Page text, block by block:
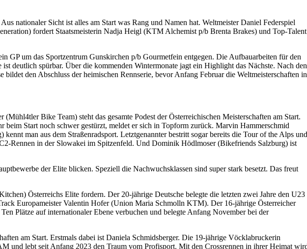
nationaler Sicht ist alles am Start was Rang und Namen hat. Weltmeister Daniel Federspiel
fordert Staatsmeisterin Nadja Heigl (KTM Alchemist p/b Brenta Brakes) und Top-Talent
GP um das Sportzentrum Gunskirchen p/b Gourmetfein entgegen. Die Aufbauarbeiten für den
deutlich spürbar. Über die kommenden Wintermonate jagt ein Highlight das Nächste. Nach den
den Abschluss der heimischen Rennserie, bevor Anfang Februar die Weltmeisterschaften in
Bike Team) steht das gesamte Podest der Österreichischen Meisterschaften am Start.
Start noch schwer gestürzt, meldet er sich in Topform zurück. Marvin Hammerschmid
man aus dem Straßenradsport. Letztgenannter bestritt sogar bereits die Tour of the Alps und
Rennen in der Slowakei im Spitzenfeld. Und Dominik Hödlmoser (Bikefriends Salzburg) ist
der Elite blicken. Speziell die Nachwuchsklassen sind super stark besetzt. Das freut
Österreichs Elite fordern. Der 20-jährige Deutsche belegte die letzten zwei Jahre den U23
Europameister Valentin Hofer (Union Maria Schmolln KTM). Der 16-jährige Österreicher
Plätze auf internationaler Ebene verbuchen und belegte Anfang November bei der
am Start. Erstmals dabei ist Daniela Schmidsberger. Die 19-jährige Vöcklabruckerin
und lebt seit Anfang 2023 den Traum vom Profisport. Mit den Crossrennen in ihrer Heimat